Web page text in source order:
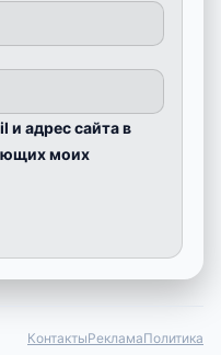
и адрес сайта в
моих
КонтактыРекламаПолитика